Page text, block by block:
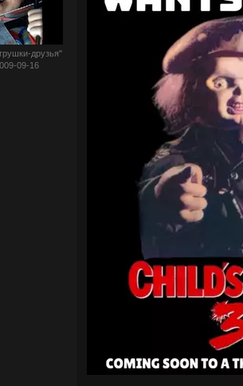
друзья"
09-16